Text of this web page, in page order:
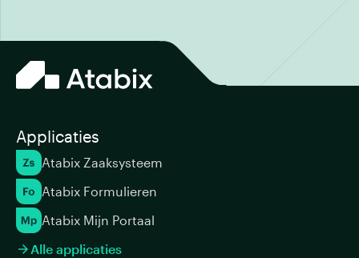
Applicaties
Atabix Zaaksysteem
Atabix Formulieren
Atabix Mijn Portaal
 Alle applicaties